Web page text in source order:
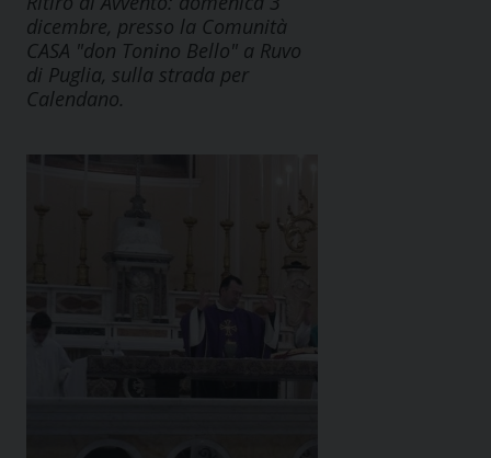
dicembre, presso la Comunità
CASA "don Tonino Bello" a Ruvo
di Puglia, sulla strada per
Calendano.